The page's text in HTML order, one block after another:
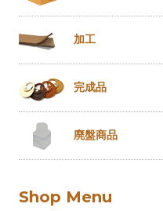
加工
完成品
廃盤商品
Shop Menu